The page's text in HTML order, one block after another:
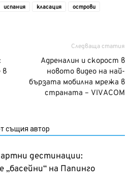
испания класация
острови
в
Следваща статия
Адреналин и скорост в
новото видео на най-
бързата мобилна мрежа в
страната – VIVACOM
същия автор
дестинации:
„басейни“ на Папинго